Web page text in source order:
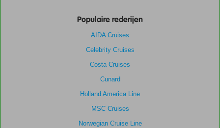
Populaire rederijen
AIDA Cruises
Celebrity Cruises
Costa Cruises
Cunard
Holland America Line
MSC Cruises
Norwegian Cruise Line